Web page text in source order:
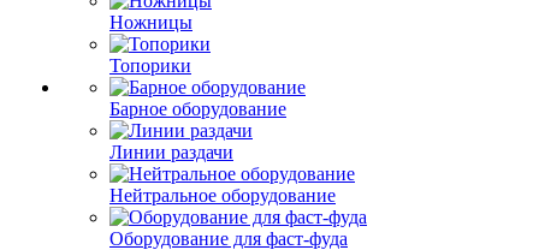
Ножницы
Топорики
Барное оборудование
Линии раздачи
Нейтральное оборудование
Оборудование для фаст-фуда